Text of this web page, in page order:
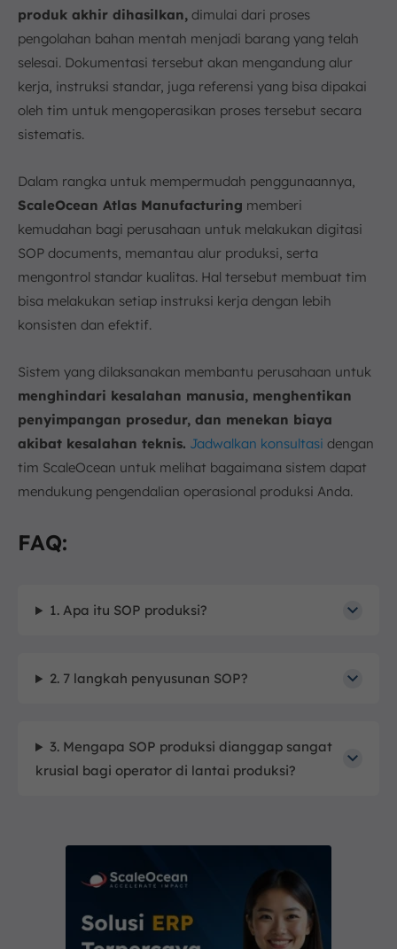
produk akhir dihasilkan, dimulai dari proses
pengolahan bahan mentah menjadi barang yang telah
selesai. Dokumentasi tersebut akan mengandung alur
kerja, instruksi standar, juga referensi yang bisa dipakai
oleh tim untuk mengoperasikan proses tersebut secara
sistematis.
Dalam rangka untuk mempermudah penggunaannya,
ScaleOcean Atlas Manufacturing memberi
kemudahan bagi perusahaan untuk melakukan digitasi
SOP documents, memantau alur produksi, serta
mengontrol standar kualitas. Hal tersebut membuat tim
bisa melakukan setiap instruksi kerja dengan lebih
konsisten dan efektif.
Sistem yang dilaksanakan membantu perusahaan untuk
menghindari kesalahan manusia, menghentikan
penyimpangan prosedur, dan menekan biaya
akibat kesalahan teknis. Jadwalkan konsultasi dengan
tim ScaleOcean untuk melihat bagaimana sistem dapat
mendukung pengendalian operasional produksi Anda.
FAQ:
1. Apa itu SOP produksi?
2. 7 langkah penyusunan SOP?
3. Mengapa SOP produksi dianggap sangat
krusial bagi operator di lantai produksi?